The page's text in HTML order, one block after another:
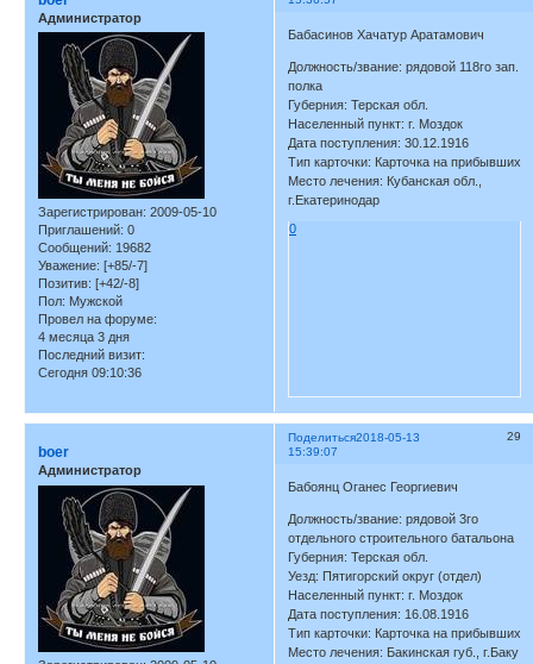
Администратор
Зарегистрирован: 2009-05-10
Приглашений: 0
Сообщений: 19682
Уважение: [+85/-7]
Позитив: [+42/-8]
Пол: Мужской
Провел на форуме:
4 месяца 3 дня
Последний визит:
Сегодня 09:10:36
Бабасинов Хачатур Аратамович
Должность/звание: рядовой 118го зап.
полка
Губерния: Терская обл.
Населенный пункт: г. Моздок
Дата поступления: 30.12.1916
Тип карточки: Карточка на прибывших
Место лечения: Кубанская обл.,
г.Екатеринодар
0
Поделиться 29
2018-05-13
15:39:07
boer
Администратор
Бабоянц Оганес Георгиевич
Должность/звание: рядовой 3го
отдельного строительного батальона
Губерния: Терская обл.
Уезд: Пятигорский округ (отдел)
Населенный пункт: г. Моздок
Дата поступления: 16.08.1916
Тип карточки: Карточка на прибывших
Место лечения: Бакинская губ., г.Баку